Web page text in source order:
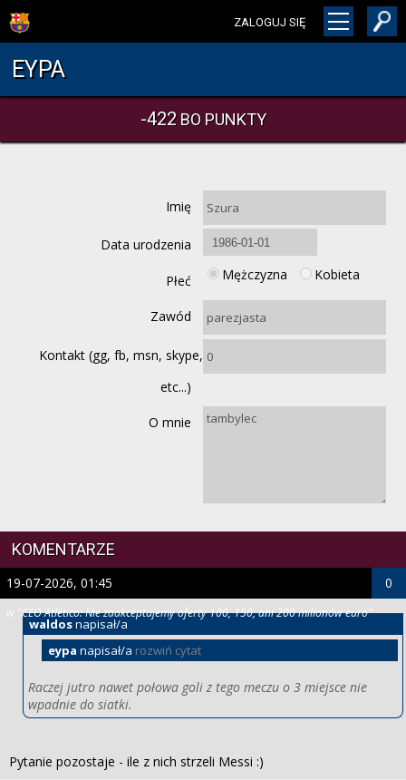
ZALOGUJ SIĘ
EYPA
-422BO PUNKTY
Imię
Data urodzenia
Płeć Mężczyzna Kobieta
Zawód
Kontakt (gg, fb, msn, skype,
etc...)
O mnie
KOMENTARZE
waldosnapisał/a
eypa napisał/a rozwiń cytat
Raczej jutro nawet połowa goli z tego meczu o 3 miejsce nie
wpadnie do siatki.
Pytanie pozostaje - ile z nich strzeli Messi :)
19-07-2026, 01:45
w "CEO Atlético: Nie zaakceptujemy oferty 100, 150, ani 200 milionów euro"
0